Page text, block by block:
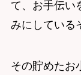
て、お手伝い
みにしている
その貯めたお